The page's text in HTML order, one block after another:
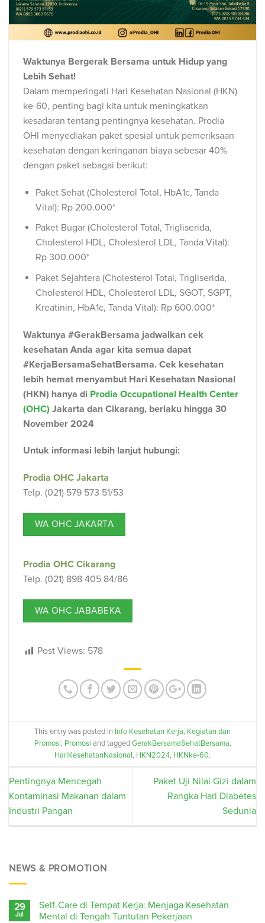
Waktunya Bergerak Bersama untuk Hidup yang
Lebih Sehat!
Dalam memperingati Hari Kesehatan Nasional (HKN)
ke-60, penting bagi kita untuk meningkatkan
kesadaran tentang pentingnya kesehatan. Prodia
OHI menyediakan paket spesial untuk pemeriksaan
kesehatan dengan keringanan biaya sebesar 40%
dengan paket sebagai berikut:
Paket Sehat (Cholesterol Total, HbA1c, Tanda
Vital): Rp 200.000*
Paket Bugar (Cholesterol Total, Trigliserida,
Cholesterol HDL, Cholesterol LDL, Tanda Vital):
Rp 300.000*
Paket Sejahtera (Cholesterol Total, Trigliserida,
Cholesterol HDL, Cholesterol LDL, SGOT, SGPT,
Kreatinin, HbA1c, Tanda Vital): Rp 600.000*
Waktunya #GerakBersama jadwalkan cek
kesehatan Anda agar kita semua dapat
#KerjaBersamaSehatBersama. Cek kesehatan
lebih hemat menyambut Hari Kesehatan Nasional
(HKN) hanya di Prodia Occupational Health Center
(OHC) Jakarta dan Cikarang, berlaku hingga 30
November 2024
Untuk informasi lebih lanjut hubungi:⁠⁣
Prodia OHC Jakarta
Telp. (021) 579 573 51/53
WA OHC JAKARTA
Prodia OHC Cikarang
Telp. (021) 898 405 84/86
WA OHC JABABEKA
Post Views: 578
This entry was posted in Info Kesehatan Kerja, Kegiatan dan
Promosi, Promosi and taggedGerakBersamaSehatBersama,
HariKesehatanNasional, HKN2024, HKNke-60.
Pentingnya Mencegah
Kontaminasi Makanan dalam
Industri Pangan
Paket Uji Nilai Gizi dalam
Rangka Hari Diabetes
Sedunia
NEWS & PROMOTION
29
Jul
Self-Care di Tempat Kerja: Menjaga Kesehatan
Mental di Tengah Tuntutan Pekerjaan